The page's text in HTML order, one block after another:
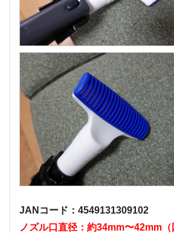
JANコード：4549131309102
ノズル口直径：約34mm〜42mm